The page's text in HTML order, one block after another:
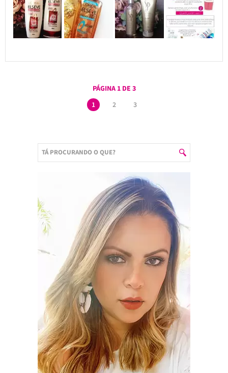
PÁGINA 1 DE 3
1
2 3